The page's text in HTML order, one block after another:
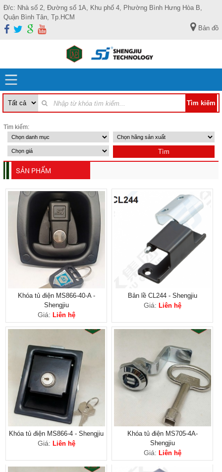
Đ/c: Nhà số 2, Đường số 1A, Khu phố 4, Phường Bình Hưng Hòa B,
Quận Bình Tân, Tp.HCM
Bản đồ
Tìm kiếm:
SẢN PHẨM
Khóa tủ điện MS866-40-A -
Shengjiu
Giá: Liên hệ
Bản lề CL244 - Shengjiu
Giá: Liên hệ
Khóa tủ điện MS866-4 - Shengjiu
Giá: Liên hệ
Khóa tủ điện MS705-4A-
Shengjiu
Giá: Liên hệ